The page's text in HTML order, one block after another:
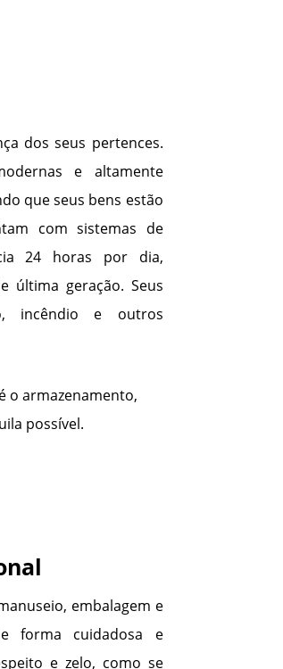
dos seus pertences.
e altamente
que seus bens estão
com sistemas de
24 horas por dia,
última geração. Seus
incêndio e outros
o armazenamento,
possível.
embalagem e
forma cuidadosa e
e zelo, como se